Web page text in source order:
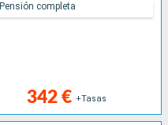
342 € +Tasas
Pensión completa